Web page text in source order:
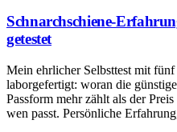
Schnarchschiene-
getestet
Mein ehrlicher Selbsttest mit
laborgefertigt: woran die
Passform mehr zählt als der
wen passt. Persönliche